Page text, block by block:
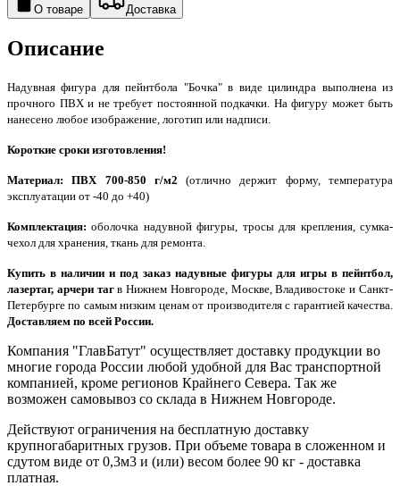
О товаре Доставка
Описание
Надувная фигура для пейнтбола "Бочка" в виде цилиндра выполнена из
прочного ПВХ и не требует постоянной подкачки. На фигуру может быть
нанесено любое изображение, логотип или надписи.
Короткие сроки изготовления!
Материал: ПВХ 700-850 г/м2(отлично держит форму, температура
эксплуатации от -40 до +40)
Комплектация: оболочка надувной фигуры, тросы для крепления, сумка-
чехол для хранения, ткань для ремонта.
Купить в наличии и под заказ надувные фигуры для игры в пейнтбол,
лазертаг, арчери тагв Нижнем Новгороде, Москве, Владивостоке и Санкт-
Петербурге по самым низким ценам от производителя с гарантией качества.
Доставляем по всей России.
Компания "ГлавБатут" осуществляет доставку продукции во
многие города России любой удобной для Вас транспортной
компанией, кроме регионов Крайнего Севера. Так же
возможен самовывоз со склада в Нижнем Новгороде.
Действуют ограничения на бесплатную доставку
крупногабаритных грузов. При объеме товара в сложенном и
сдутом виде от 0,3м3 и (или) весом более 90 кг - доставка
платная.